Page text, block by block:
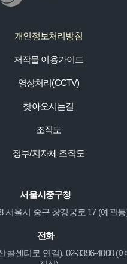
개인정보처리방침
저작물 이용가이드
영상처리(CCTV)
찾아오시는길
조직도
정부/지자체 조직도
서울시중구청
서울시 중구 창경궁로 17 (예관
전화
콜센터로 연결), 02-3396-4000 (